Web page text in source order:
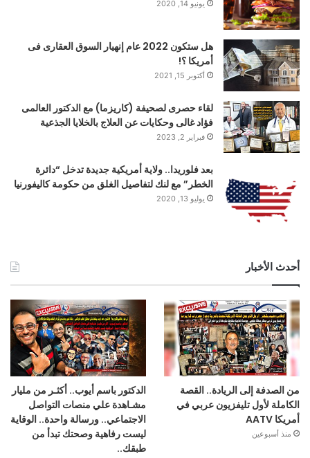
يونيو 14, 2020
هل ستكون 2022 عام إنهيار السوق العقارى فى
أمريكا ؟!
أكتوبر 15, 2021
لقاء حصرى لصحيفة (كاريزما) مع الدكتور العالمى
فؤاد غالى وحكايات عن العلاج بالخلايا الجذعية
فبراير 2, 2023
بعد فلوريدا.. ولاية أمريكية جديدة تدخل “دائرة
الخطر” مع لنك لتفاصيل الغلق من حكومة كاليفورنيا
يوليو 13, 2020
أحدث الأخبار
من الصدفة إلى الريادة.. القصة
الكاملة لأول تليفزيون عربي في
أمريكا AATV
منذ أسبوعين
الدكتور باسم أيوب.. أكثـر من مليار
مشـاهدة علي منصات التواصل
الاجتماعي.. ورسالة واحدة.. الوقاية
ليست رفاهية وصحتك تبدأ من
طبقك..